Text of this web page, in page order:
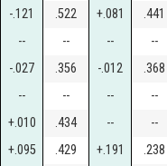
-.121 .522 +.081 .441
-- -- -- --
-.027 .356 -.012 .368
-- -- -- --
+.010 .434 -- --
+.095 .429 +.191 .238